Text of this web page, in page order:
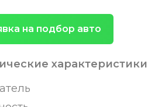
на подбор авто